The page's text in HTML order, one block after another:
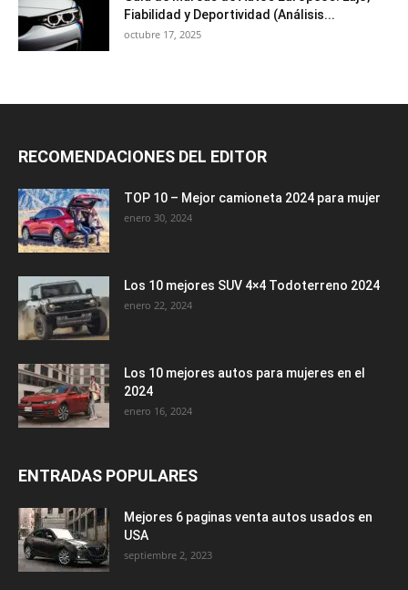
Fiabilidad y Deportividad (Análisis...
octubre 17, 2025
RECOMENDACIONES DEL EDITOR
TOP 10 – Mejor camioneta 2024 para mujer
enero 30, 2024
Los 10 mejores SUV 4×4 Todoterreno 2024
enero 22, 2024
Los 10 mejores autos para mujeres en el
2024
enero 16, 2024
ENTRADAS POPULARES
Mejores 6 paginas venta autos usados en
USA
septiembre 2, 2023